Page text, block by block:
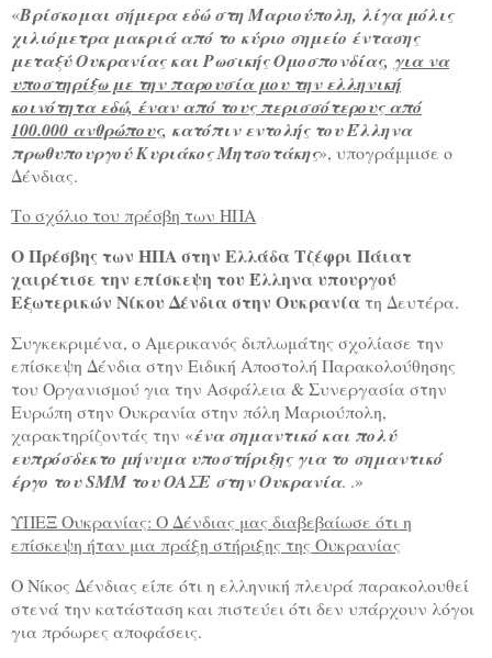
«Βρίσκομαι σήμερα εδώ στη Μαριούπολη, λίγα μόλις
χιλιόμετρα μακριά από το κύριο σημείο έντασης
μεταξύ Ουκρανίας και Ρωσικής Ομοσπονδίας, για να
υποστηρίξω με την παρουσία μου την ελληνική
κοινότητα εδώ, έναν από τους περισσότερους από
100.000 ανθρώπους, κατόπιν εντολής του Έλληνα
πρωθυπουργού Κυριάκος Μητσοτάκης», υπογράμμισε ο
Δένδιας.
Το σχόλιο του πρέσβη των ΗΠΑ
Ο Πρέσβης των ΗΠΑ στην Ελλάδα Τζέφρι Πάιατ
χαιρέτισε την επίσκεψη του Έλληνα υπουργού
Εξωτερικών Νίκου Δένδια στην Ουκρανίατη Δευτέρα.
Συγκεκριμένα, ο Αμερικανός διπλωμάτης σχολίασε την
επίσκεψη Δένδια στην Ειδική Αποστολή Παρακολούθησης
του Οργανισμού για την Ασφάλεια & Συνεργασία στην
Ευρώπη στην Ουκρανία στην πόλη Μαριούπολη,
χαρακτηρίζοντάς την «ένα σημαντικό και πολύ
ευπρόσδεκτο μήνυμα υποστήριξης για το σημαντικό
έργο του SMM του ΟΑΣΕ στην Ουκρανία. .»
ΥΠΕΞ Ουκρανίας: Ο Δένδιας μας διαβεβαίωσε ότι η
επίσκεψη ήταν μια πράξη στήριξης της Ουκρανίας
Ο Νίκος Δένδιας είπε ότι η ελληνική πλευρά παρακολουθεί
στενά την κατάσταση και πιστεύει ότι δεν υπάρχουν λόγοι
για πρόωρες αποφάσεις.